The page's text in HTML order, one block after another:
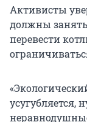
Активисты
должны
перевести